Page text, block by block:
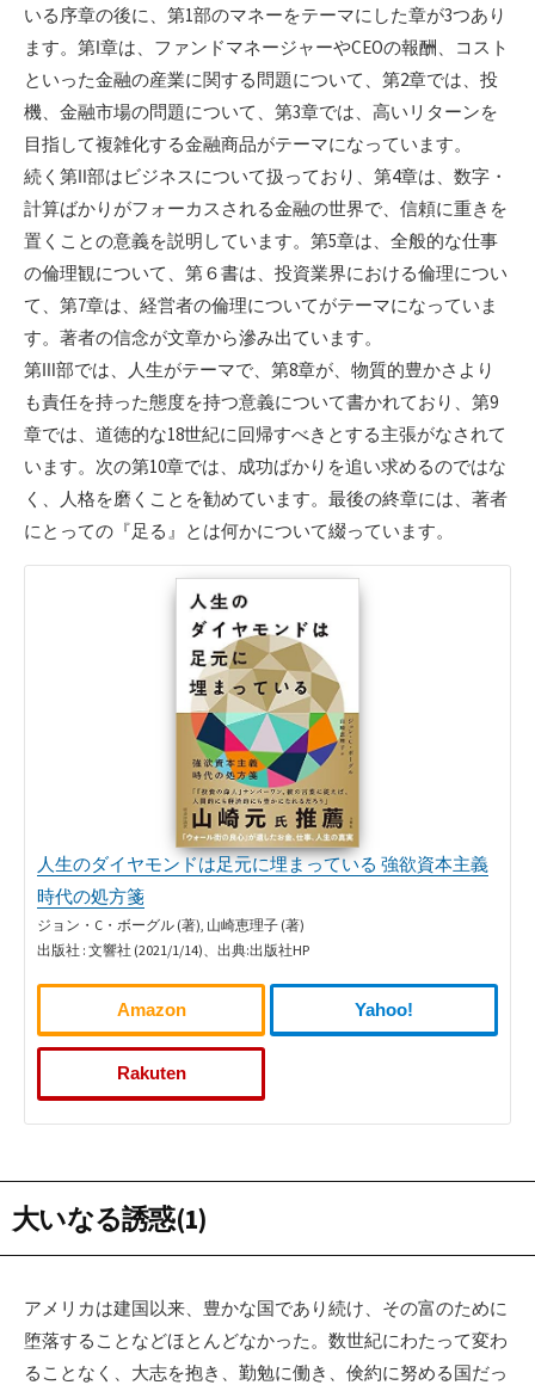
いる序章の後に、第1部のマネーをテーマにした章が3つあり
ます。第Ⅰ章は、ファンドマネージャーやCEOの報酬、コスト
といった金融の産業に関する問題について、第2章では、投
機、金融市場の問題について、第3章では、高いリターンを
目指して複雑化する金融商品がテーマになっています。
続く第Ⅱ部はビジネスについて扱っており、第4章は、数字・
計算ばかりがフォーカスされる金融の世界で、信頼に重きを
置くことの意義を説明しています。第5章は、全般的な仕事
の倫理観について、第６書は、投資業界における倫理につい
て、第7章は、経営者の倫理についてがテーマになっていま
す。著者の信念が文章から滲み出ています。
第Ⅲ部では、人生がテーマで、第8章が、物質的豊かさより
も責任を持った態度を持つ意義について書かれており、第9
章では、道徳的な18世紀に回帰すべきとする主張がなされて
います。次の第10章では、成功ばかりを追い求めるのではな
く、人格を磨くことを勧めています。最後の終章には、著者
にとっての『足る』とは何かについて綴っています。
人生のダイヤモンドは足元に埋まっている 強欲資本主義
時代の処方箋
ジョン・C・ボーグル (著), 山崎恵理子 (著)
出版社 : 文響社 (2021/1/14)、出典:出版社HP
Amazon Yahoo!
Rakuten
大いなる誘惑(1)
アメリカは建国以来、豊かな国であり続け、その富のために
堕落することなどほとんどなかった。数世紀にわたって変わ
ることなく、大志を抱き、勤勉に働き、倹約に努める国だっ